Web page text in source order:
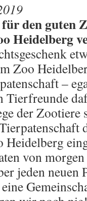
den guten
Heidelberg
Zoo
–
der Zootiere
von morgen
jeden neuen